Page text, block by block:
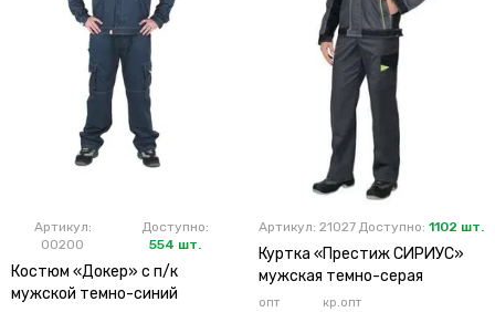
Артикул:
00200
Доступно:
554 шт.
Костюм «Докер» с п/к
мужской темно-синий
Артикул: 21027 Доступно: 1102 шт.
Куртка «Престиж СИРИУС»
мужская темно-серая
опт кр.опт